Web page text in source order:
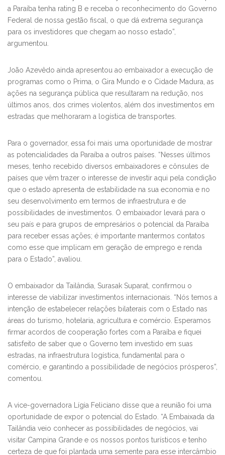
a Paraíba tenha rating B e receba o reconhecimento do Governo
Federal de nossa gestão fiscal, o que dá extrema segurança
para os investidores que chegam ao nosso estado”,
argumentou.
João Azevêdo ainda apresentou ao embaixador a execução de
programas como o Prima, o Gira Mundo e o Cidade Madura, as
ações na segurança pública que resultaram na redução, nos
últimos anos, dos crimes violentos, além dos investimentos em
estradas que melhoraram a logística de transportes.
Para o governador, essa foi mais uma oportunidade de mostrar
as potencialidades da Paraíba a outros países. “Nesses últimos
meses, tenho recebido diversos embaixadores e cônsules de
países que vêm trazer o interesse de investir aqui pela condição
que o estado apresenta de estabilidade na sua economia e no
seu desenvolvimento em termos de infraestrutura e de
possibilidades de investimentos. O embaixador levará para o
seu país e para grupos de empresários o potencial da Paraíba
para receber essas ações; é importante mantermos contatos
como esse que implicam em geração de emprego e renda
para o Estado”, avaliou.
O embaixador da Tailândia, Surasak Suparat, confirmou o
interesse de viabilizar investimentos internacionais. “Nós temos a
intenção de estabelecer relações bilaterais com o Estado nas
áreas do turismo, hotelaria, agricultura e comércio. Esperamos
firmar acordos de cooperação fortes com a Paraíba e fiquei
satisfeito de saber que o Governo tem investido em suas
estradas, na infraestrutura logística, fundamental para o
comércio, e garantindo a possibilidade de negócios prósperos”,
comentou.
A vice-governadora Lígia Feliciano disse que a reunião foi uma
oportunidade de expor o potencial do Estado. “A Embaixada da
Tailândia veio conhecer as possibilidades de negócios, vai
visitar Campina Grande e os nossos pontos turísticos e tenho
certeza de que foi plantada uma semente para esse intercâmbio